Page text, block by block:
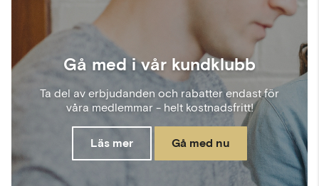
Gå med i vår kundklubb
Ta del av erbjudanden och rabatter endast för
våra medlemmar - helt kostnadsfritt!
Läs mer Gå med nu